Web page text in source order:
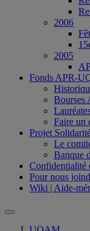
2006
2005
Fonds APR-
Faire un
Projet
Le
Banque
Confidentialité
Pour nous
Wiki | Aide-